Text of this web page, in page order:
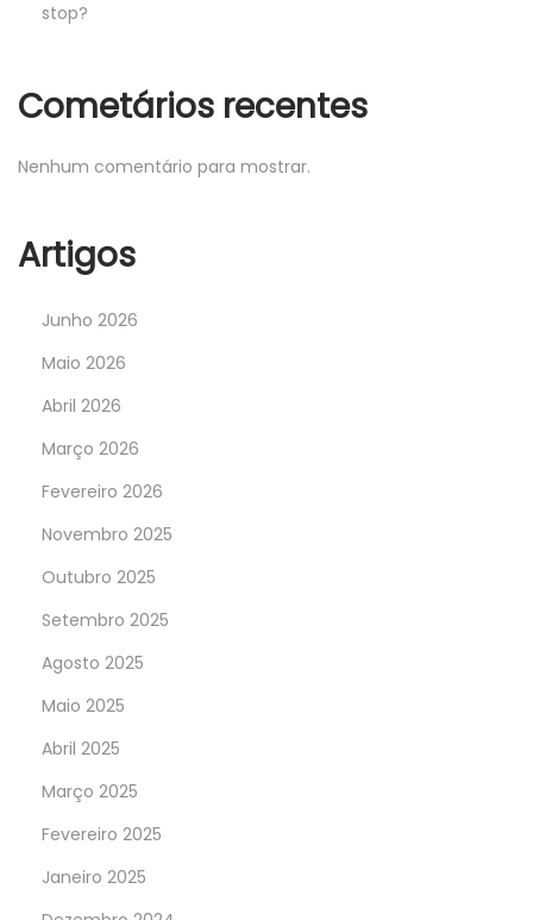
stop?
Cometários recentes
Nenhum comentário para mostrar.
Artigos
Junho 2026
Maio 2026
Abril 2026
Março 2026
Fevereiro 2026
Novembro 2025
Outubro 2025
Setembro 2025
Agosto 2025
Maio 2025
Abril 2025
Março 2025
Fevereiro 2025
Janeiro 2025